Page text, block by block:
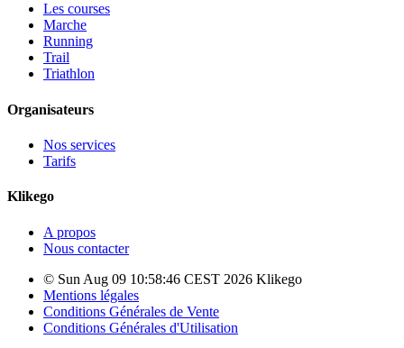
Les courses
Marche
Running
Trail
Triathlon
Organisateurs
Nos services
Tarifs
Klikego
A propos
Nous contacter
© Sun Aug 09 10:58:46 CEST 2026 Klikego
Mentions légales
Conditions Générales de Vente
Conditions Générales d'Utilisation